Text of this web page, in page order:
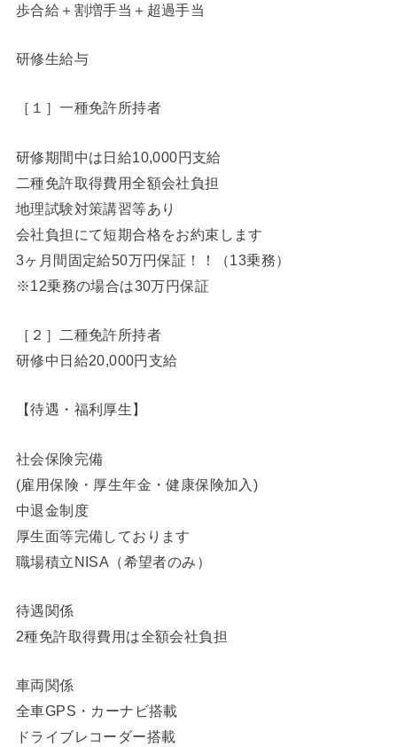
歩合給＋割増手当＋超過手当
研修生給与
［１］一種免許所持者
研修期間中は日給10,000円支給
二種免許取得費用全額会社負担
地理試験対策講習等あり
会社負担にて短期合格をお約束します
3ヶ月間固定給50万円保証！！（13乗務）
※12乗務の場合は30万円保証
［２］二種免許所持者
研修中日給20,000円支給
【待遇・福利厚生】
社会保険完備
(雇用保険・厚生年金・健康保険加入)
中退金制度
厚生面等完備しております
職場積立NISA（希望者のみ）
待遇関係
2種免許取得費用は全額会社負担
車両関係
全車GPS・カーナビ搭載
ドライブレコーダー搭載